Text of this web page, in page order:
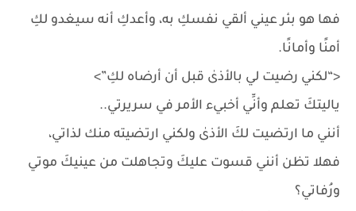
فها هو بئر عيني ألقي نفسكِ به، وأعدكِ أنه سيغدو لكِ
أمنًا وأمانًا.
<“لكني رضيت لي بالأذىٰ قبل أن أرضاه لكِ”>
ياليتكَ تعلم وأنِّي أخبيء الأمر في سريرتي..
أنني ما ارتضيت لكَ الأذىٰ ولكني ارتضيته منك لذاتي،
فهلا تظن أنني قسوت عليكَ وتجاهلت من عينيكَ موتي
ورُفاتي؟